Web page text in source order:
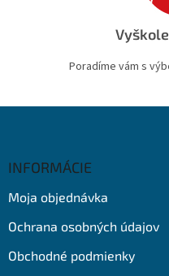
Poradíme vám s
INFORMÁCIE
Moja objednávka
Ochrana osobných údajov
Obchodné podmienky